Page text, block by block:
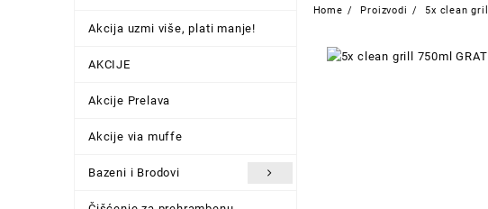
Akcija uzmi više, plati manje!
AKCIJE
Akcije Prelava
Akcije via muffe
Bazeni i Brodovi
Home Proizvodi 5x clean